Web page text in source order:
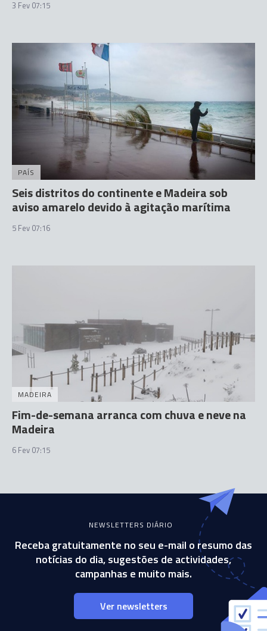
3 Fev 07:15
PAÍS
Seis distritos do continente e Madeira sob
aviso amarelo devido à agitação marítima
5 Fev 07:16
MADEIRA
Fim-de-semana arranca com chuva e neve na
Madeira
6 Fev 07:15
NEWSLETTERS DIÁRIO
Receba gratuitamente no seu e-mail o resumo das
notícias do dia, sugestões de actividades,
campanhas e muito mais.
Ver newsletters